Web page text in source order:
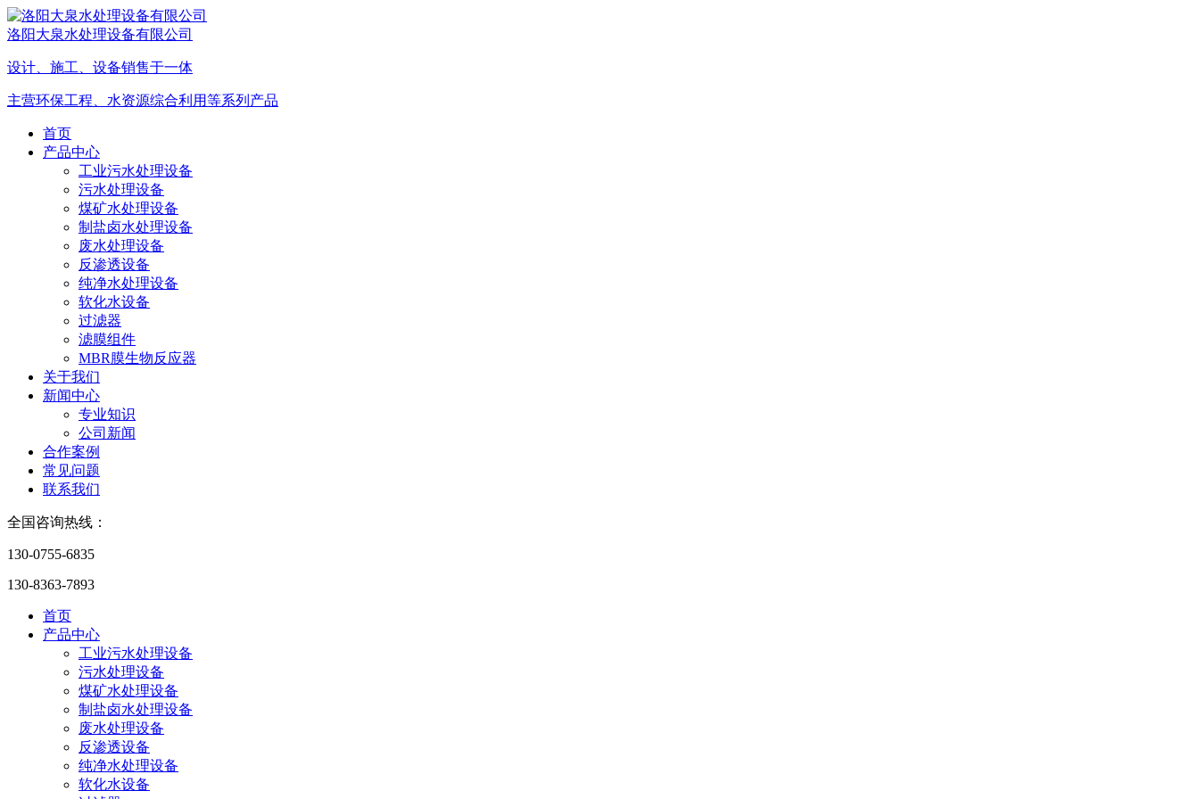
洛阳大泉水处理设备有限公司
设计、施工、设备销售于一体
主营环保工程、水资源综合利用等系列产品
首页
产品中心
工业污水处理设备
污水处理设备
煤矿水处理设备
制盐卤水处理设备
废水处理设备
反渗透设备
纯净水处理设备
软化水设备
过滤器
滤膜组件
MBR膜生物反应器
关于我们
新闻中心
专业知识
公司新闻
合作案例
常见问题
联系我们
全国咨询热线：
130-0755-6835
130-8363-7893
首页
产品中心
工业污水处理设备
污水处理设备
煤矿水处理设备
制盐卤水处理设备
废水处理设备
反渗透设备
纯净水处理设备
软化水设备